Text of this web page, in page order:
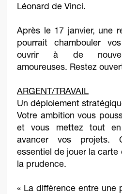
Léonard de Vinci.
Après le 17 janvier, une
pourrait chambouler
ouvrir à de
amoureuses. Restez
ARGENT/TRAVAIL
Un déploiement
Votre ambition vous
et vous mettez tout
avancer vos projets.
essentiel de jouer la
la prudence.
« La différence entre une